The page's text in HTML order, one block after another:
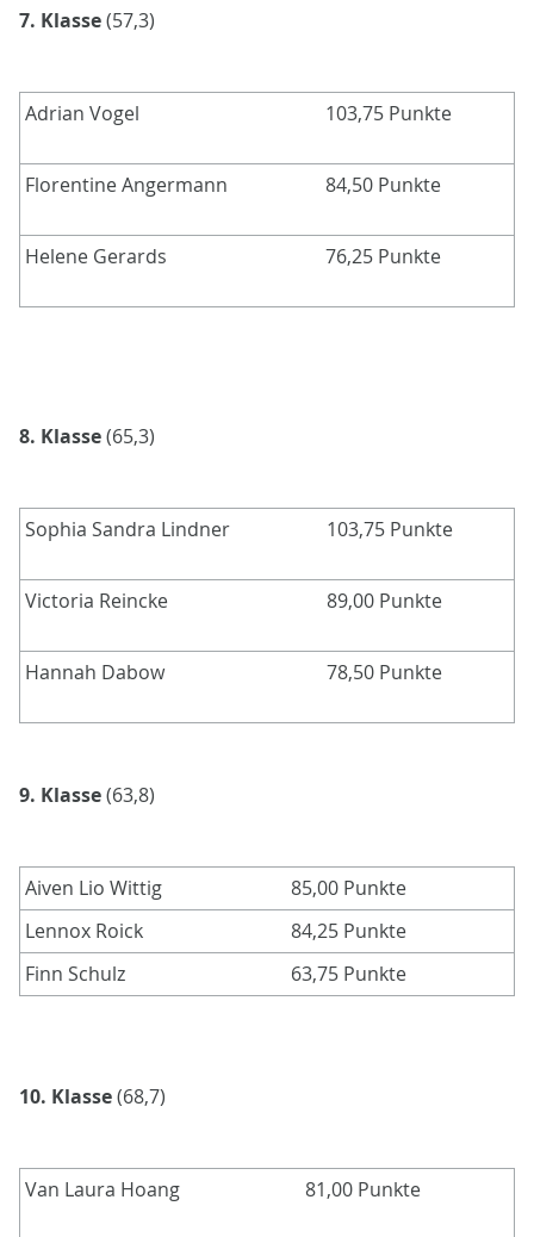
7. Klasse(57,3)
Adrian Vogel 103,75 Punkte
Florentine Angermann 84,50 Punkte
Helene Gerards 76,25 Punkte
8. Klasse(65,3)
Sophia Sandra Lindner 103,75 Punkte
Victoria Reincke 89,00 Punkte
Hannah Dabow 78,50 Punkte
9. Klasse(63,8)
Aiven Lio Wittig
85,00 Punkte
Lennox Roick
84,25 Punkte
Finn Schulz
63,75 Punkte
10. Klasse(68,7)
Van Laura Hoang 81,00 Punkte